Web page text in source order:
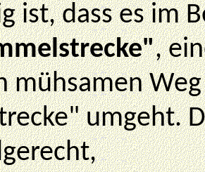
ist, dass es im
,
mühsamen
umgeht.